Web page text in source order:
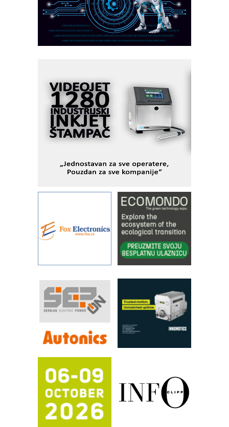
CTO - Prilagodite svoju toplinsku
obradu!
Razvoj asortimanskog pravca MINI-
PLC AKYTEC
MOTOMAN – NEXT-Robotika vođena
veštačkom inteligencijom
I.SAFE MOBILE revolucioniše
industrijsku automatizaciju
pionirskimmobile operator PANEL-OM
Fleksibilno stezanje i brzo
KIP KOP – napredna rešenja za
savremene industrijske i logističke
Alba d.o.o. – 35 godina preciznosti u
metrologiji i pametnim dozirnim
rešenjima
IBeRTIM - oprema za ispitivanje
STAUFF – Komponente koje
sistema
YAMADA pumpe – japanska
pouzdanost u transferu fluida
Filtration Group Industrial – Napredna
rešenja za filtraciju u hidrauličkim i
procesnim sistemima
FANUC: Najbolje za vašu pametnu
automatizaciju
Efikasno upravljanje energijom
Automatizacija pakovanja · Display
(Shelf-Ready) omotnice